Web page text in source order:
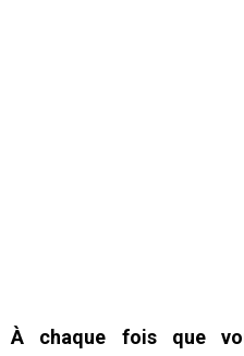
À chaque fois que